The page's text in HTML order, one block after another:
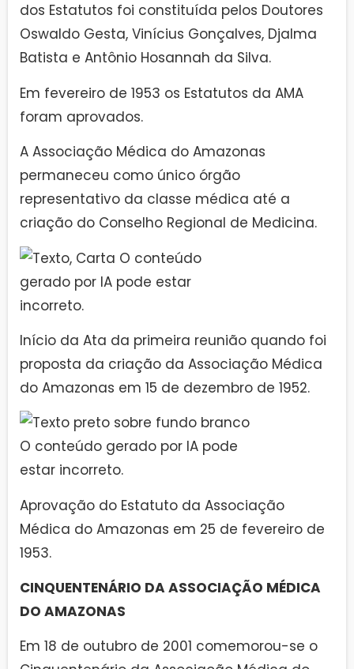
dos Estatutos foi constituída pelos Doutores
Oswaldo Gesta, Vinícius Gonçalves, Djalma
Batista e Antônio Hosannah da Silva.
Em fevereiro de 1953 os Estatutos da AMA
foram aprovados.
A Associação Médica do Amazonas
permaneceu como único órgão
representativo da classe médica até a
criação do Conselho Regional de Medicina.
Início da Ata da primeira reunião quando foi
proposta da criação da Associação Médica
do Amazonas em 15 de dezembro de 1952.
Aprovação do Estatuto da Associação
Médica do Amazonas em 25 de fevereiro de
1953.
CINQUENTENÁRIO DA ASSOCIAÇÃO MÉDICA
DO AMAZONAS
Em 18 de outubro de 2001 comemorou-se o